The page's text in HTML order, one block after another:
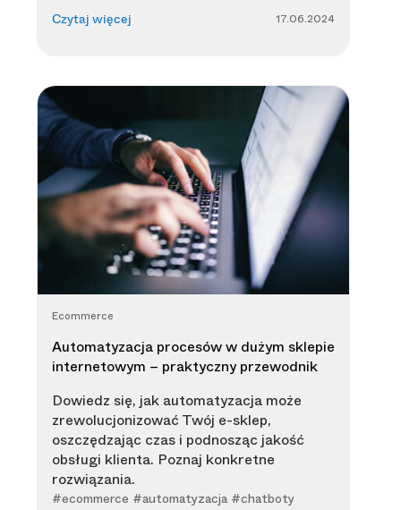
Czytaj więcej 17.06.2024
Ecommerce
Automatyzacja procesów w dużym sklepie
internetowym – praktyczny przewodnik
Dowiedz się, jak automatyzacja może
zrewolucjonizować Twój e-sklep,
oszczędzając czas i podnosząc jakość
obsługi klienta. Poznaj konkretne
rozwiązania.
#ecommerce #automatyzacja #chatboty